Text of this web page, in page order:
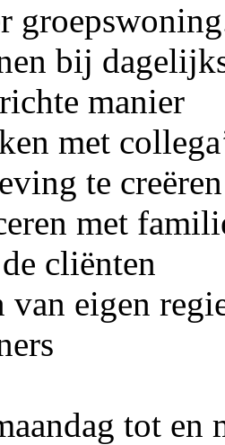
bij
manier
met
te creëren
met
cliënten
van eigen
tot